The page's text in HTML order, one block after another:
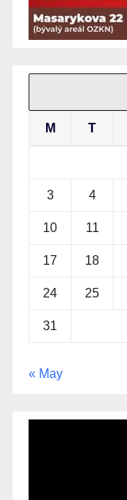
M T
3 4
10 11
17 18
24 25
31
« May